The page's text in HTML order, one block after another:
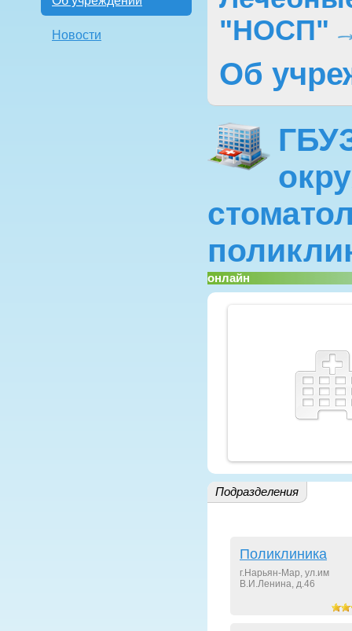
Новости
"НОСП"
Об
онлайн
Подразделения
Поликлиника
г.Нарьян-Мар, ул.им
В.И.Ленина, д.46